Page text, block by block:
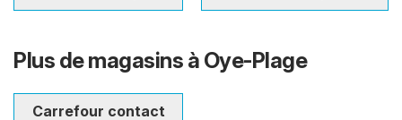
Plus de magasins à Oye-Plage
Carrefour contact